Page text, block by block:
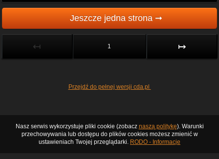
Jeszcze jedna strona ➞
↤ 1 ↦
Przejdź do pełnej wersji cda.pl
Nasz serwis wykorzystuje pliki cookie (zobacz naszą politykę). Warunki
przechowywania lub dostępu do plików cookies możesz zmienić w
ustawieniach Twojej przeglądarki. RODO - Informacje